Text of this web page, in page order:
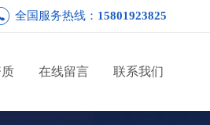
全国服务热线： 15801923825
在线留言 联系我们